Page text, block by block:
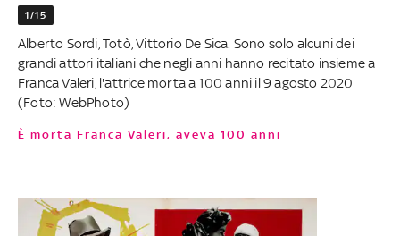
1/15
Alberto Sordi, Totò, Vittorio De Sica. Sono solo alcuni dei
grandi attori italiani che negli anni hanno recitato insieme a
Franca Valeri, l'attrice morta a 100 anni il 9 agosto 2020
(Foto: WebPhoto)
È morta Franca Valeri, aveva 100 anni